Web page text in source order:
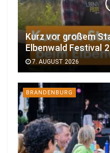
Kurz vor großem
Elbenwald Festival
7. AUGUST 2026
BRANDENBURG